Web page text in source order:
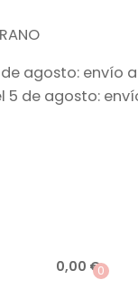
agosto: envío
5 de agosto:
0,00 €0